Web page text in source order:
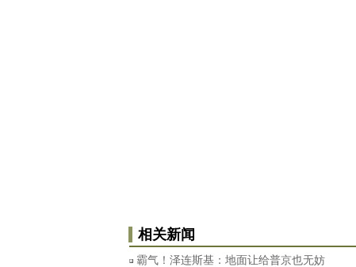
相关新闻
霸气！泽连斯基：地面让给普京也无妨